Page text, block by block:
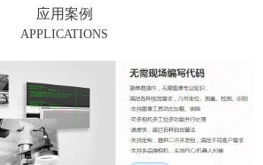
应用案例
APPLICATIONS